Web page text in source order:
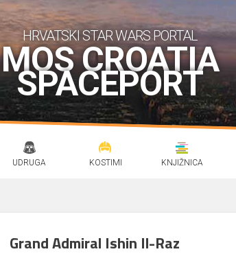
HRVATSKI STAR WARS PORTAL
MOS CROATIA
SPACEPORT
UDRUGA KOSTIMI KNJIŽNICA
Grand Admiral Ishin Il-Raz